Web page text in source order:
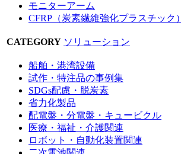
モニターアーム
CFRP（炭素繊維強化プラスチック）
CATEGORY ソリューション
船舶・港湾設備
試作・特注品の事例集
SDGs配慮・脱炭素
省力化製品
配電盤・分電盤・キュービクル
医療・福祉・介護関連
ロボット・自動化装置関連